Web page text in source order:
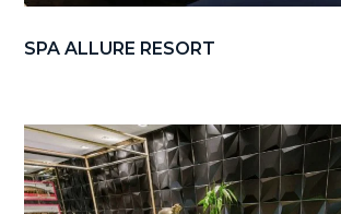
SPA ALLURE RESORT